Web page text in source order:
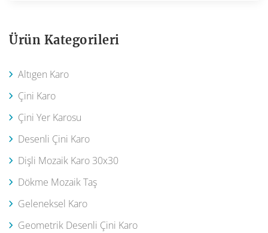
Ürün Kategorileri
Altıgen Karo
Çini Karo
Çini Yer Karosu
Desenli Çini Karo
Dişli Mozaik Karo 30x30
Dökme Mozaik Taş
Geleneksel Karo
Geometrik Desenli Çini Karo